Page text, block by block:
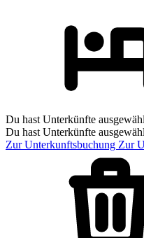
Du hast Unterkünfte
Du hast Unterkünfte
Zur Unterkunftsbuchung Zur